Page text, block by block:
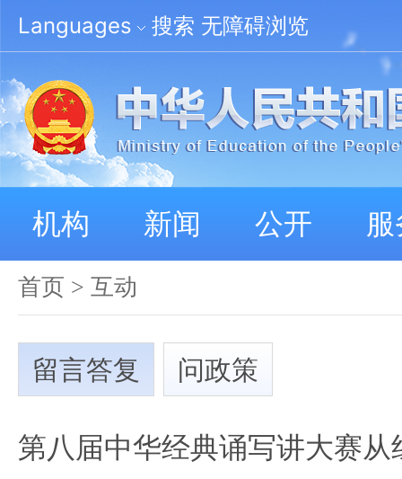
Languages 搜索 无障碍浏览
机构 新闻 公开
首页 > 互动
留言答复 问政策